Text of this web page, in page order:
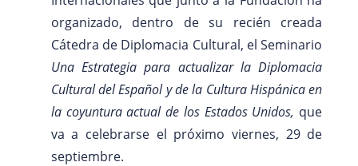
organizado, dentro de su recién creada
Cátedra de Diplomacia Cultural, el Seminario
Una Estrategia para actualizar la Diplomacia
Cultural del Español y de la Cultura Hispánica en
la coyuntura actual de los Estados Unidos, que
va a celebrarse el próximo viernes, 29 de
septiembre.